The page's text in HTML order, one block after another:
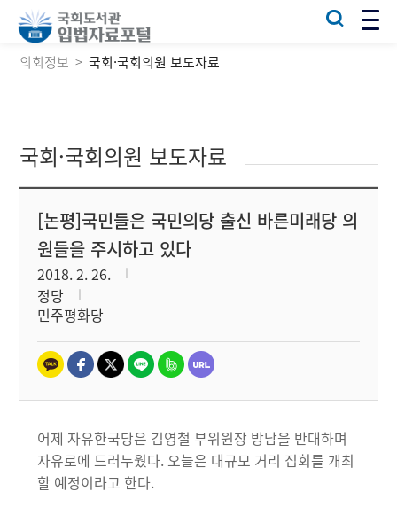
의회정보 국회·국회의원 보도자료
국회·국회의원 보도자료
[논평]국민들은 국민의당 출신 바른미래당 의
원들을 주시하고 있다
2018. 2. 26.
정당
민주평화당
어제 자유한국당은 김영철 부위원장 방남을 반대하며
자유로에 드러누웠다. 오늘은 대규모 거리 집회를 개최
할 예정이라고 한다.